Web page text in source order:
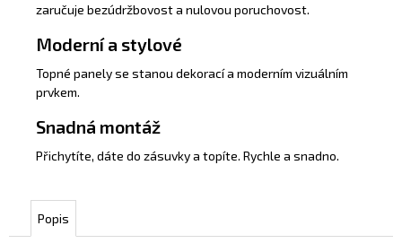
zaručuje bezúdržbovost a nulovou poruchovost.
Moderní a stylové
Topné panely se stanou dekorací a moderním vizuálním
prvkem.
Snadná montáž
Přichytíte, dáte do zásuvky a topíte. Rychle a snadno.
Popis